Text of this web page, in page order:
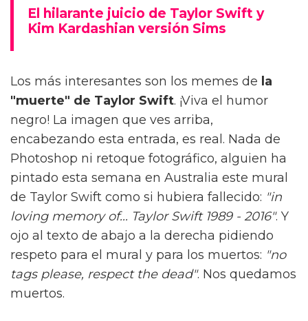
El hilarante juicio de Taylor Swift y
Kim Kardashian versión Sims
Los más interesantes son los memes de la
"muerte" de Taylor Swift. ¡Viva el humor
negro! La imagen que ves arriba,
encabezando esta entrada, es real. Nada de
Photoshop ni retoque fotográfico, alguien ha
pintado esta semana en Australia este mural
de Taylor Swift como si hubiera fallecido: "in
loving memory of... Taylor Swift 1989 - 2016". Y
ojo al texto de abajo a la derecha pidiendo
respeto para el mural y para los muertos: "no
tags please, respect the dead". Nos quedamos
muertos.